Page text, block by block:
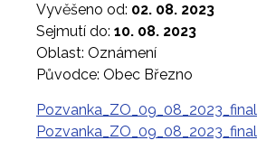
Vyvěšeno od: 02. 08. 2023
Sejmutí do: 10. 08. 2023
Oblast: Oznámení
Původce: Obec Březno
Pozvanka_ZO_09_08_2023_final
Pozvanka_ZO_09_08_2023_final